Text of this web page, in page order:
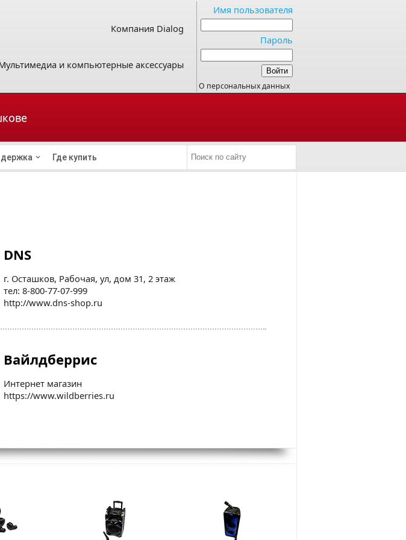
Компания Dialog
и компьютерные аксессуары
Имя пользователя
Пароль
О персональных данных
Где купить
DNS
г. Осташков, Рабочая, ул, дом 31, 2 этаж
тел: 8-800-77-07-999
http://www.dns-shop.ru
Вайлдберрис
Интернет магазин
https://www.wildberries.ru